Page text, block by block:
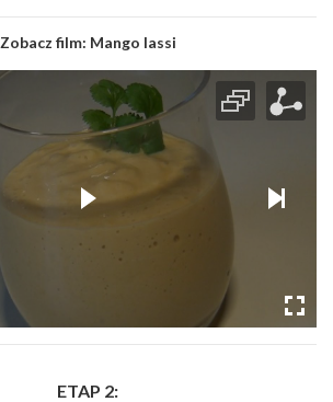
Zobacz film: Mango lassi
ETAP 2: